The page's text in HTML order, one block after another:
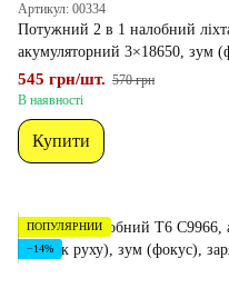
Артикул: 00334
Потужний 2 в 1 налобний
акумуляторний 3×18650, зум
545 грн/шт. 570 грн
В наявності
Купити
ПОПУЛЯРНИЙ
−14%